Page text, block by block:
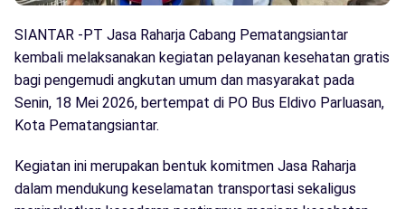
SIANTAR -PT Jasa Raharja Cabang Pematangsiantar
kembali melaksanakan kegiatan pelayanan kesehatan gratis
bagi pengemudi angkutan umum dan masyarakat pada
Senin, 18 Mei 2026, bertempat di PO Bus Eldivo Parluasan,
Kota Pematangsiantar.
Kegiatan ini merupakan bentuk komitmen Jasa Raharja
dalam mendukung keselamatan transportasi sekaligus